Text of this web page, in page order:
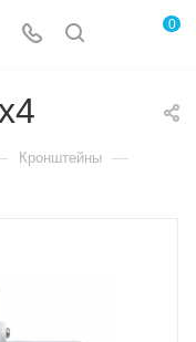
0
Кронштейны —